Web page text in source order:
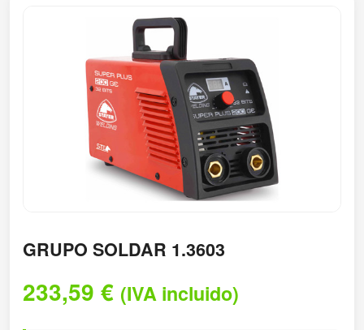
GRUPO SOLDAR 1.3603
233,59 € (IVA incluido)